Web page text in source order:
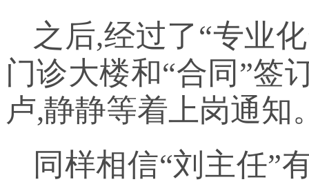
之后,经过了“专业
门诊大楼和“合同”签
卢,静静等着上岗通知
同样相信“刘主任”